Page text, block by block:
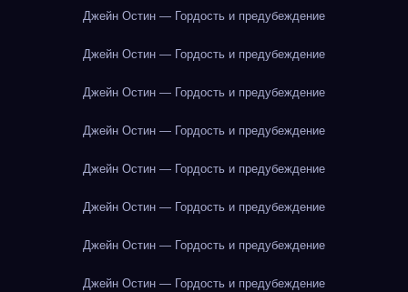
Джейн Остин — Гордость и предубеждение
Джейн Остин — Гордость и предубеждение
Джейн Остин — Гордость и предубеждение
Джейн Остин — Гордость и предубеждение
Джейн Остин — Гордость и предубеждение
Джейн Остин — Гордость и предубеждение
Джейн Остин — Гордость и предубеждение
Джейн Остин — Гордость и предубеждение